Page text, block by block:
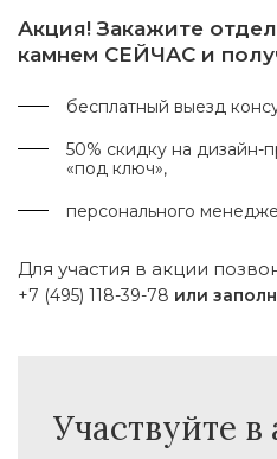
Акция! Закажите
камнем СЕЙЧАС и
бесплатный выезд
50% скидку на дизайн-
«под ключ»,
персонального
Для участия в акции
+7 (495) 118-39-78 или
Участвуйте в